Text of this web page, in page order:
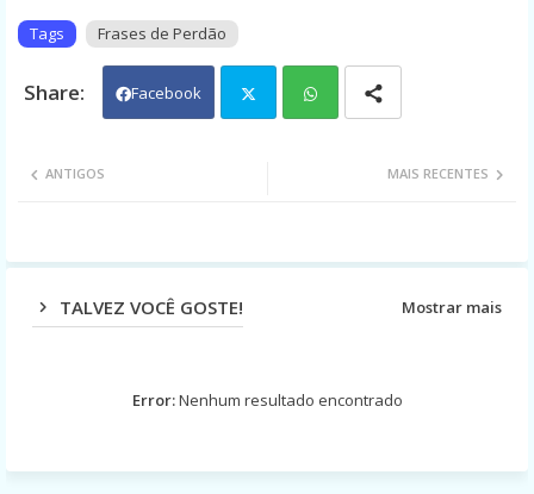
Tags Frases de Perdão
Facebook
MAIS RECENTES
ANTIGOS
TALVEZ VOCÊ GOSTE! Mostrar mais
Error:Nenhum resultado encontrado